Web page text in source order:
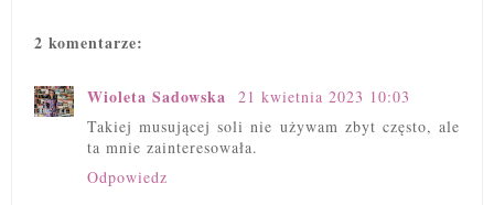
2 komentarze:
Wioleta Sadowska
21 kwietnia 2023 10:03
Takiej musującej soli nie używam zbyt często, ale
ta mnie zainteresowała.
Odpowiedz